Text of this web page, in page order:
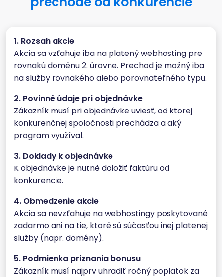
1. Rozsah akcie
Akcia sa vzťahuje iba na platený webhosting pre
rovnakú doménu 2. úrovne. Prechod je možný iba
na služby rovnakého alebo porovnateľného typu.
2. Povinné údaje pri objednávke
Zákazník musí pri objednávke uviesť, od ktorej
konkurenčnej spoločnosti prechádza a aký
program využíval.
3. Doklady k objednávke
K objednávke je nutné doložiť faktúru od
konkurencie.
4. Obmedzenie akcie
Akcia sa nevzťahuje na webhostingy poskytované
zadarmo ani na tie, ktoré sú súčasťou inej platenej
služby (napr. domény).
5. Podmienka priznania bonusu
Zákazník musí najprv uhradiť ročný poplatok za